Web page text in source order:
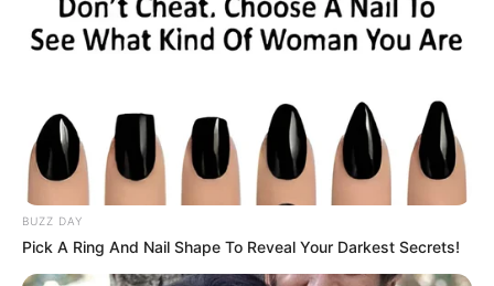
BUZZ DAY
Pick A Ring And Nail Shape To Reveal Your Darkest Secrets!